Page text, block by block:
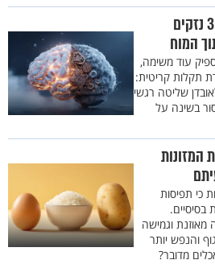
ישנים פחות משש שעות? 3 נזקים
המוח
עוד משימה,
תקלות קריטית:
שליטה רגשי
בשינה על
המזונות
כי תפיסות
בסיסיים.
מאוזנת וגמישה
והנפש יותר
מדובר?